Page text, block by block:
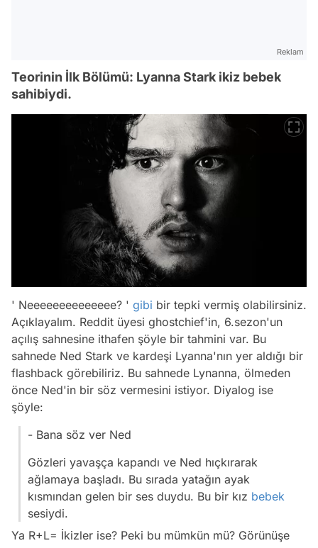
Reklam
Teorinin İlk Bölümü: Lyanna Stark ikiz bebek
sahibiydi.
' Neeeeeeeeeeeeee? ' gibi bir tepki vermiş olabilirsiniz.
Açıklayalım. Reddit üyesi ghostchief'in, 6.sezon'un
açılış sahnesine ithafen şöyle bir tahmini var. Bu
sahnede Ned Stark ve kardeşi Lyanna'nın yer aldığı bir
flashback görebiliriz. Bu sahnede Lynanna, ölmeden
önce Ned'in bir söz vermesini istiyor. Diyalog ise
şöyle:
- Bana söz ver Ned
Gözleri yavaşça kapandı ve Ned hıçkırarak
ağlamaya başladı. Bu sırada yatağın ayak
kısmından gelen bir ses duydu. Bu bir kız bebek
sesiydi.
Ya R+L= İkizler ise? Peki bu mümkün mü? Görünüşe